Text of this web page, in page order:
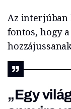
Az interjúban
fontos, hogy
„Egy